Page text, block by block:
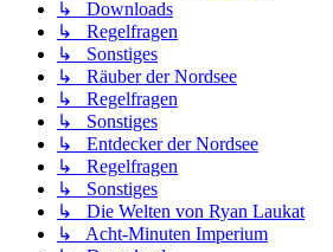
↳ Downloads
↳ Regelfragen
↳ Sonstiges
↳ Räuber der Nordsee
↳ Regelfragen
↳ Sonstiges
↳ Entdecker der Nordsee
↳ Regelfragen
↳ Sonstiges
↳ Die Welten von Ryan Laukat
↳ Acht-Minuten Imperium